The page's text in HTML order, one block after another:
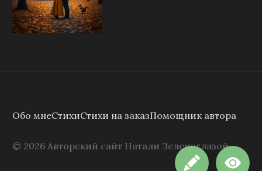
Обо мнеСтихиСтихи на заказПомощник автора
© 2026 Авторский сайт Натали Зеленоглазой